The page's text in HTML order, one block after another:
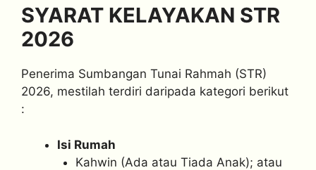
SYARAT KELAYAKAN STR
2026
Penerima Sumbangan Tunai Rahmah (STR)
2026, mestilah terdiri daripada kategori berikut
:
Isi Rumah
Kahwin (Ada atau Tiada Anak); atau